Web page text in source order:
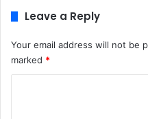
Leave a Reply
Your email address will not be
marked *